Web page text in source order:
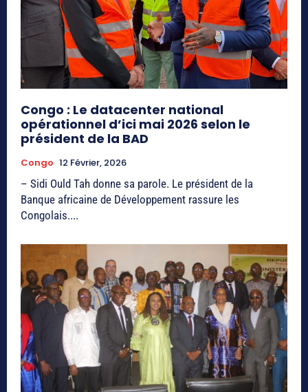
Congo : Le datacenter national
opérationnel d’ici mai 2026 selon le
président de la BAD
Congo 12 Février, 2026
– Sidi Ould Tah donne sa parole. Le président de la
Banque africaine de Développement rassure les
Congolais....